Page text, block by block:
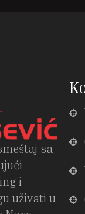
sa
i
uživati u